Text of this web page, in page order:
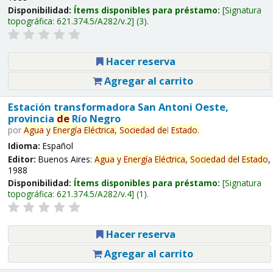
Disponibilidad: Ítems disponibles para préstamo: Signatura
topográfica: 621.374.5/A282/v.2 (3).
Hacer reserva
Agregar al carrito
Estación transformadora San Antoni Oeste,
provincia deRío Negro
por Agua y Energía Eléctrica, Sociedad del Estado.
Idioma: Español
Editor: Buenos Aires: Agua y Energía Eléctrica, Sociedad del Estado,
1988
Disponibilidad: Ítems disponibles para préstamo: Signatura
topográfica: 621.374.5/A282/v.4 (1).
Hacer reserva
Agregar al carrito